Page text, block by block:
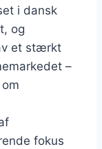
i dansk
og
et stærkt
–
fokus